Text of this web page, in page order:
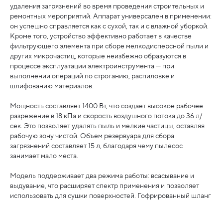
удаления загрязнений во время проведения строительных и
ремонтных мероприятий. Аппарат универсален в применении:
он успешно справляется как с сухой, так и с влажной уборкой.
Кроме того, устройство эффективно работает в качестве
фильтрующего элемента при сборе мелкодисперсной пыли и
других микрочастиц, которые неизбежно образуются в
процессе эксплуатации электроинструмента — при
выполнении операций по строганию, распиловке и
шлифованию материалов.
Мощность составляет 1400 Вт, что создает высокое рабочее
разрежение в 18 кПа и скорость воздушного потока до 36 л/
сек. Это позволяет удалять пыль и мелкие частицы, оставляя
рабочую зону чистой. Объем резервуара для сбора
загрязнений составляет 15 л, благодаря чему пылесос
занимает мало места.
Модель поддерживает два режима работы: всасывание и
выдувание, что расширяет спектр применения и позволяет
использовать для сушки поверхностей. Гофрированный шланг